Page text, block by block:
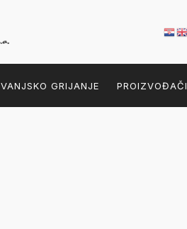
VANJSKO GRIJANJE PROIZVOĐAČI